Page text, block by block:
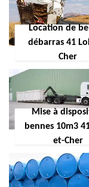
Location de
débarras 41
Cher
Mise à
bennes 10m3
et-Cher